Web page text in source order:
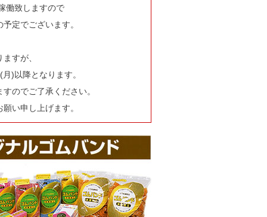
働致しますので
定でございます。
すが、
)以降となります。
のでご了承ください。
い申し上げます。